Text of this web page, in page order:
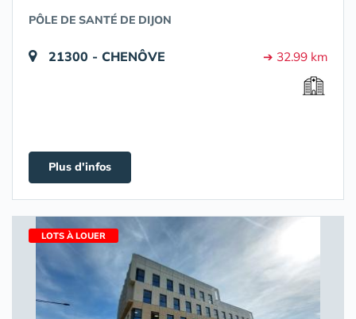
PÔLE DE SANTÉ DE DIJON
21300 - CHENÔVE ➔ 32.99 km
Plus d'infos
LOTS À LOUER